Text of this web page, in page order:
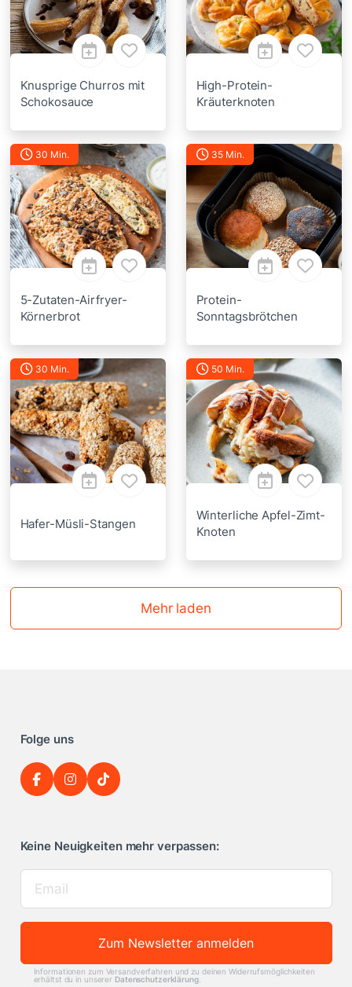
Knusprige Churros mit
Schokosauce
High-Protein-
Kräuterknoten
30 Min.
5-Zutaten-Airfryer-
Körnerbrot
35 Min.
Protein-
Sonntagsbrötchen
30 Min.
Hafer-Müsli-Stangen
50 Min.
Winterliche Apfel-Zimt-
Knoten
Mehr laden
Folge uns
Keine Neuigkeiten mehr verpassen:
Zum Newsletter anmelden
Informationen zum Versandverfahren und zu deinen Widerrufsmöglichkeiten
erhältst du in unserer Datenschutzerklärung.